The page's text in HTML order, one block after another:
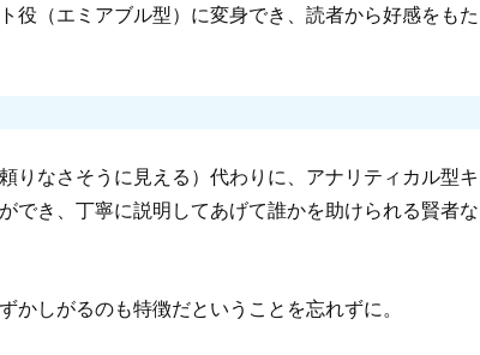
役（エミアブル型）に変身でき、読者から好感をもた
りなさそうに見える）代わりに、アナリティカル型キ
でき、丁寧に説明してあげて誰かを助けられる賢者な
しがるのも特徴だということを忘れずに。